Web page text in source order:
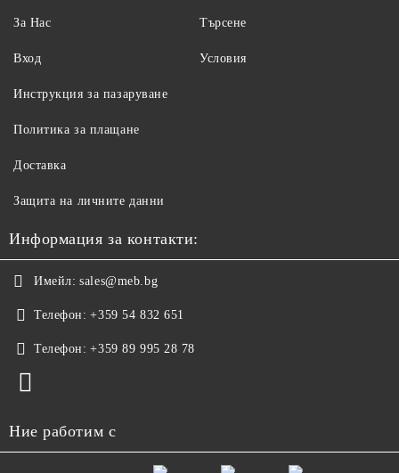
За Нас
Вход
Търсене
Условия
Инструкция за пазаруване
Политика за плащане
Доставка
Защита на личните данни
Информация за контакти:
Имейл: sales@meb.bg
Телефон: +359 54 832 651
Телефон: +359 89 995 28 78
Ние работим с